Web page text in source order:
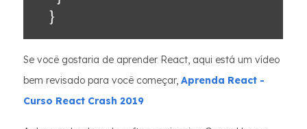
Se você gostaria de aprender React, aqui está um vídeo
bem revisado para você começar, Aprenda React -
Curso React Crash 2019